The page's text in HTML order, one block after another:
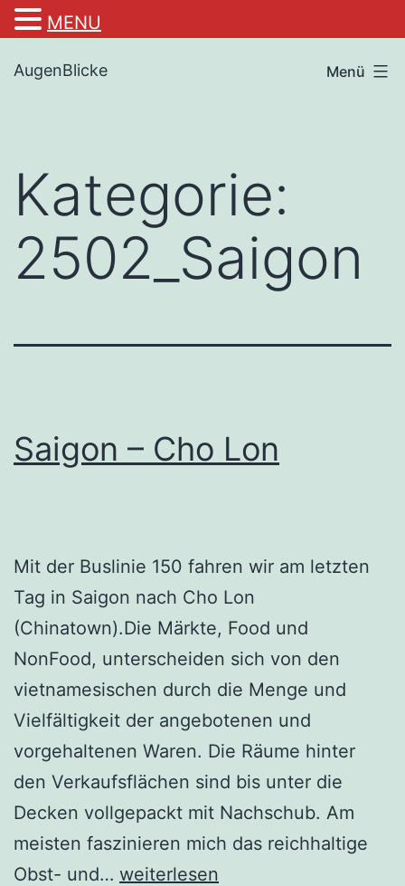
Inhalt
AugenBlicke Menü
Kategorie:
2502_Saigon
Saigon – Cho Lon
Mit der Buslinie 150 fahren wir am letzten
Tag in Saigon nach Cho Lon
(Chinatown).Die Märkte, Food und
NonFood, unterscheiden sich von den
vietnamesischen durch die Menge und
Vielfältigkeit der angebotenen und
vorgehaltenen Waren. Die Räume hinter
den Verkaufsflächen sind bis unter die
Decken vollgepackt mit Nachschub. Am
meisten faszinieren mich das reichhaltige
Obst- und… Saigon
weiterlesen
MENU